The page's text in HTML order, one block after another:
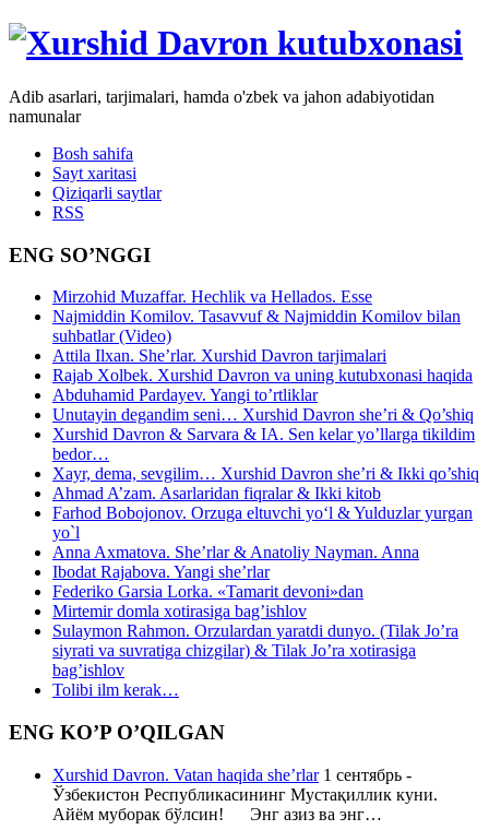
Adib asarlari, tarjimalari, hamda o'zbek va jahon adabiyotidan
namunalar
Bosh sahifa
Sayt xaritasi
Qiziqarli saytlar
RSS
ENG SO’NGGI
Mirzohid Muzaffar. Hechlik va Hellados. Esse
Najmiddin Komilov. Tasavvuf & Najmiddin Komilov bilan
suhbatlar (Video)
Attila Ilxan. She’rlar. Xurshid Davron tarjimalari
Rajab Xolbek. Xurshid Davron va uning kutubxonasi haqida
Abduhamid Pardayev. Yangi to’rtliklar
Unutayin degandim seni… Xurshid Davron she’ri & Qo’shiq
Xurshid Davron & Sarvara & IA. Sen kelar yo’llarga tikildim
bedor…
Xayr, dema, sevgilim… Xurshid Davron she’ri & Ikki qo’shiq
Ahmad A’zam. Asarlaridan fiqralar & Ikki kitob
Farhod Bobojonov. Orzuga eltuvchi yo‘l & Yulduzlar yurgan
yo`l
Anna Axmatova. She’rlar & Anatoliy Nayman. Anna
Ibodat Rajabova. Yangi she’rlar
Federiko Garsia Lorka. «Tamarit devoni»dan
Mirtemir domla xotirasiga bag’ishlov
Sulaymon Rahmon. Orzulardan yaratdi dunyo. (Tilak Jo’ra
siyrati va suvratiga chizgilar) & Tilak Jo’ra xotirasiga
bag’ishlov
Tolibi ilm kerak…
ENG KO’P O’QILGAN
Xurshid Davron. Vatan haqida she’rlar1 сентябрь -
Ўзбекистон Республикасининг Мустақиллик куни.
Айём муборак бўлсин! Энг азиз ва энг…